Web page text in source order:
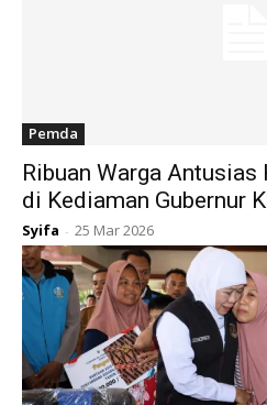
Pemda
Ribuan Warga Antusias
di Kediaman Gubernur
Syifa - 25 Mar 2026